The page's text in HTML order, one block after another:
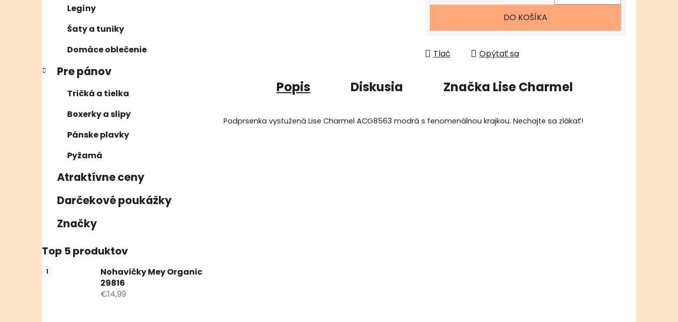
Legíny
Šaty a tuniky
Domáce oblečenie
Pre pánov
Tričká a tielka
Boxerky a slipy
Pánske plavky
Pyžamá
Atraktívne ceny
Darčekové poukážky
Značky
Top 5 produktov
Nohavičky Mey Organic
29816
€14,99
Jednotková cena:
DO KOŠÍKA
Tlač Opýtať sa
Popis Diskusia Značka Lise Charmel
Podprsenka vystužená Lise Charmel ACG8563 modrá s fenomenálnou krajkou. Nechajte sa zlákať!